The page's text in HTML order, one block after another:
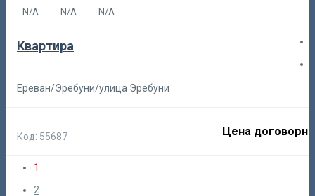
N/A N/A N/A
Квартира
Ереван/Эребуни/улица Эребуни
Код: 55687 Цена
1
2